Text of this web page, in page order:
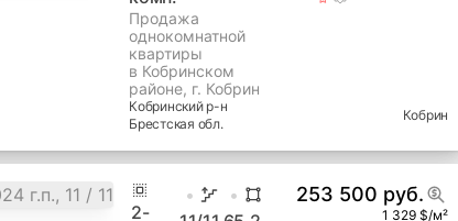
1-
комн.
6/9
Продажа
однокомнатной
квартиры
в Кобринском
районе, г. Кобрин
Брестскаяобл.
Кобрин